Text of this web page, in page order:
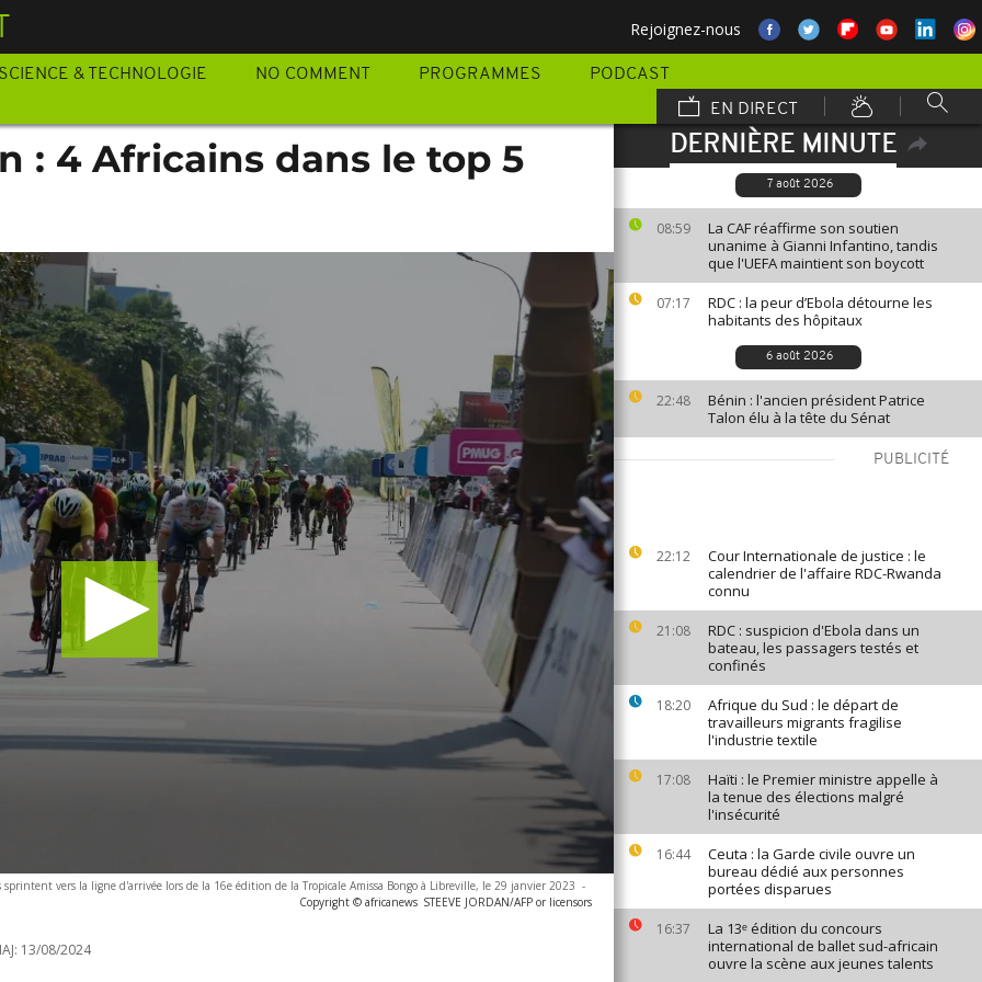
Rejoignez-nous
SCIENCE & TECHNOLOGIE NO COMMENT PROGRAMMES
PODCAST
EN DIRECT
DERNIÈRE MINUTE
7 août 2026
08:59
La CAF réaffirme son soutien
unanime à Gianni Infantino, tandis
que l'UEFA maintient son boycott
07:17
RDC : la peur d’Ebola détourne les
habitants des hôpitaux
6 août 2026
22:48
Bénin : l'ancien président Patrice
Talon élu à la tête du Sénat
PUBLICITÉ
22:12
Cour Internationale de justice : le
calendrier de l'affaire RDC-Rwanda
connu
21:08
RDC : suspicion d'Ebola dans un
bateau, les passagers testés et
confinés
18:20
Afrique du Sud : le départ de
travailleurs migrants fragilise
l'industrie textile
17:08
Haïti : le Premier ministre appelle à
la tenue des élections malgré
l'insécurité
16:44
Ceuta : la Garde civile ouvre un
bureau dédié aux personnes
portées disparues
16:37
La 13ᵉ édition du concours
international de ballet sud-africain
ouvre la scène aux jeunes talents
: 4 Africains dans le top 5
sprintent vers la ligne d'arrivée lors de la 16e édition de la Tropicale Amissa Bongo à Libreville, le 29 janvier 2023 -
Copyright © africanews STEEVE JORDAN/AFP or licensors
13/08/2024